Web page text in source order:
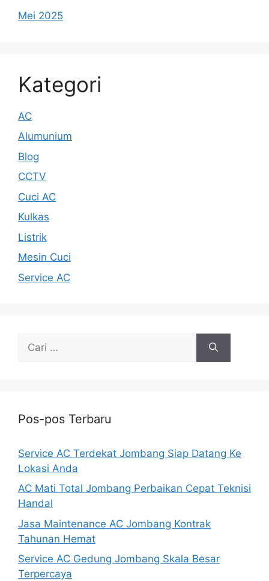
Mei 2025
Kategori
AC
Alumunium
Blog
CCTV
Cuci AC
Kulkas
Listrik
Mesin Cuci
Service AC
untuk:
Pos-pos Terbaru
Service AC Terdekat Jombang Siap Datang Ke
Lokasi Anda
AC Mati Total Jombang Perbaikan Cepat Teknisi
Handal
Jasa Maintenance AC Jombang Kontrak
Tahunan Hemat
Service AC Gedung Jombang Skala Besar
Terpercaya